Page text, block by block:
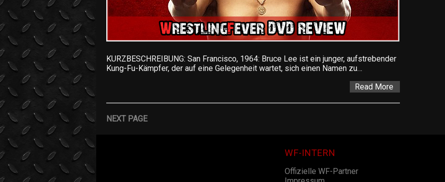
KURZBESCHREIBUNG: San Francisco, 1964: Bruce Lee ist ein junger, aufstrebender
Kung-Fu-Kämpfer, der auf eine Gelegenheit wartet, sich einen Namen zu…
Read More
NEXT PAGE
WF-INTERN
Offizielle WF-Partner